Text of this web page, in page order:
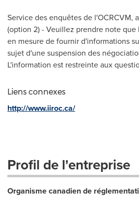
Service des enquêtes de l'OCRCVM,
(option 2) - Veuillez prendre note que
en mesure de fournir d'informations
sujet d'une suspension des
L'information est restreinte aux
Liens connexes
http://www.iiroc.ca/
Profil de l'entreprise
Organisme canadien de